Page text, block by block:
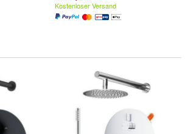
Kostenloser Versand